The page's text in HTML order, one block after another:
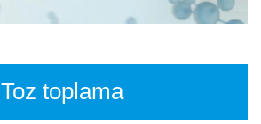
Toz toplama